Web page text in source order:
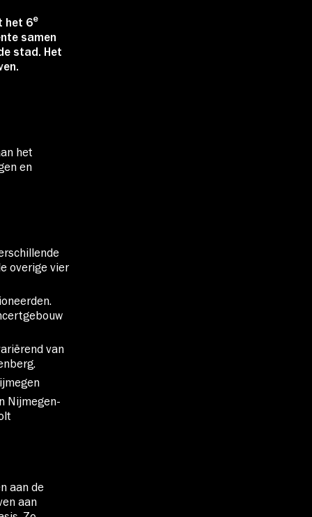
het 6e
samen
stad. Het
het
en
overige vier
van
Nijmegen-
aan de
aan